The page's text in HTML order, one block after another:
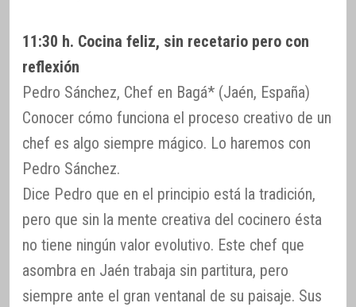
11:30 h. Cocina feliz, sin recetario pero con
reflexión
Pedro Sánchez, Chef en Bagá* (Jaén, España)
Conocer cómo funciona el proceso creativo de un
chef es algo siempre mágico. Lo haremos con
Pedro Sánchez.
Dice Pedro que en el principio está la tradición,
pero que sin la mente creativa del cocinero ésta
no tiene ningún valor evolutivo. Este chef que
asombra en Jaén trabaja sin partitura, pero
siempre ante el gran ventanal de su paisaje. Sus